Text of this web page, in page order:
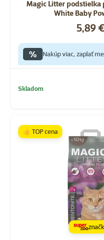
Magic Litter podstielka
White Baby
Cena
5,89 €
% Nakúp viac, zaplať
Skladom
👍 TOP cena